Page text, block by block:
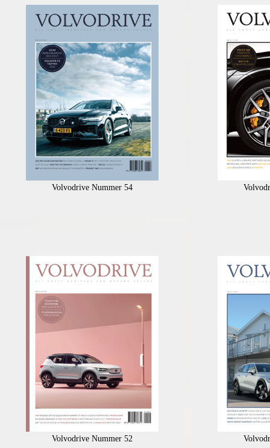
Volvodrive Nummer 54
Volvodrive Nummer 52